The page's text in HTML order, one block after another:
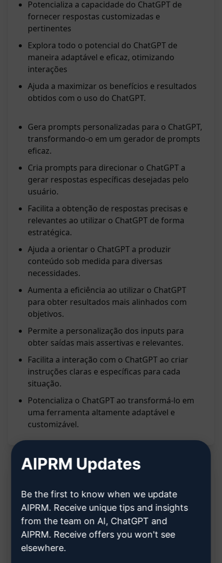
Potencializa a capacidade do ChatGPT de
fornecer respostas customizadas e
pertinentes
Explora todo o potencial do ChatGPT de
maneira adaptável e eficaz, otimizando
interações
Ajuda a maximizar os benefícios e resultados
obtidos com o uso do ChatGPT.
Gera prompts personalizadas para o ChatGPT,
transformando-o em um gerador de prompts
eficaz.
Cria prompts para direcionar o ChatGPT a
gerar respostas específicas desejadas pelo
usuário.
Facilita a obtenção de respostas precisas e
relevantes ao utilizar o ChatGPT de forma
estratégica.
Ajuda a orientar o ChatGPT a produzir
conteúdo sob medida para diversas
necessidades.
Aumenta a eficiência ao utilizar o ChatGPT
para obter resultados mais alinhados com
objetivos.
Permite a personalização dos inputs para
obter saídas mais assertivas e relevantes.
Facilita a interação com o ChatGPT ao criar
instruções claras e específicas para cada
situação.
Potencializa o ChatGPT ao transformá-lo em
uma ferramenta altamente adaptável e
customizável.
Descrição:
Funcionalidades:
Gera prompts personalizados para ChatGPT
AIPRM Updates
Be the first to know when we update
AIPRM. Receive unique tips and insights
from the team on AI, ChatGPT and
AIPRM. Receive offers you won't see
elsewhere.